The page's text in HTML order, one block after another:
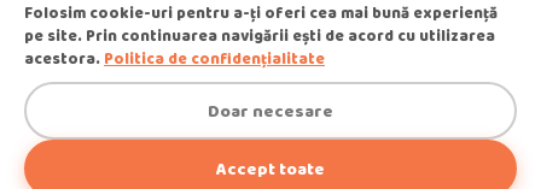
© 2026Copilandia, All Rights
Reserved
Folosim cookie-uri pentru a-ți oferi cea mai bună experiență
pe site. Prin continuarea navigării ești de acord cu utilizarea
acestora. Politica de confidențialitate
Doar necesare
Accept toate
Suna Acum